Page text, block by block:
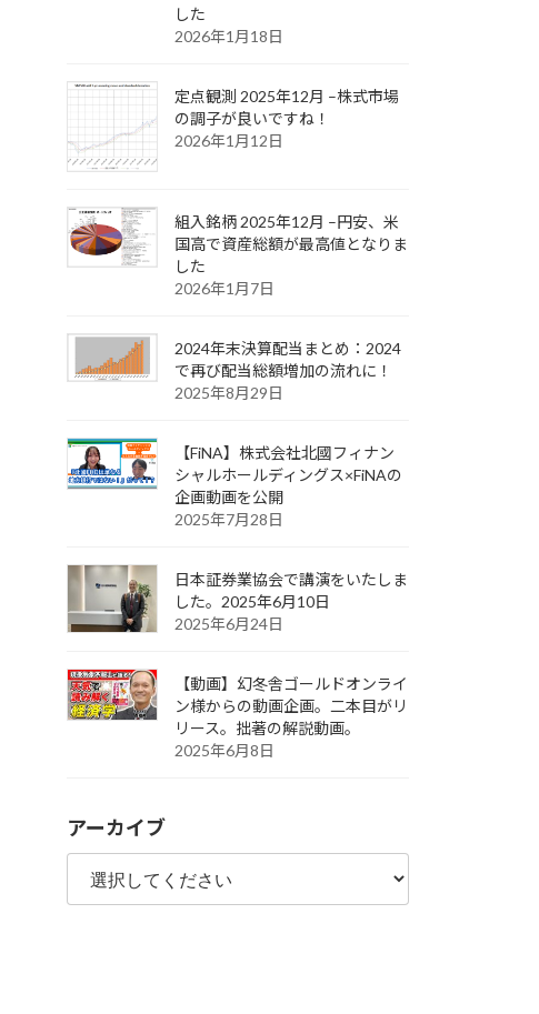
した
2026年1月18日
定点観測 2025年12月 –株式市場
の調子が良いですね！
2026年1月12日
組入銘柄 2025年12月 –円安、米
国高で資産総額が最高値となりま
した
2026年1月7日
2024年末決算配当まとめ：2024
で再び配当総額増加の流れに！
2025年8月29日
【FiNA】株式会社北國フィナン
シャルホールディングス×FiNAの
企画動画を公開
2025年7月28日
日本証券業協会で講演をいたしま
した。2025年6月10日
2025年6月24日
【動画】幻冬舎ゴールドオンライ
ン様からの動画企画。二本目がリ
リース。拙著の解説動画。
2025年6月8日
アーカイブ